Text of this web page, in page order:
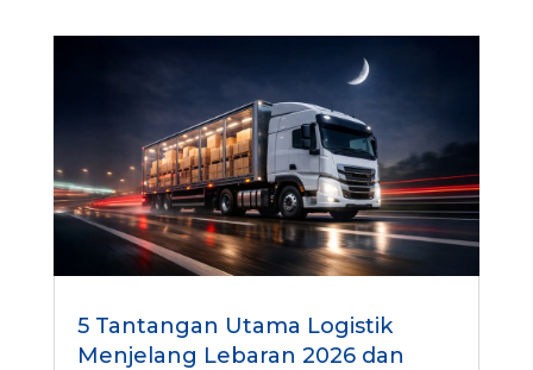
5 Tantangan Utama Logistik
Menjelang Lebaran 2026 dan